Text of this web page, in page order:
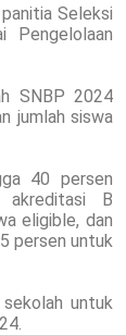
Seleksi
Pengelolaan
SNBP 2024
jumlah siswa
40 persen
akreditasi B
eligible, dan
persen untuk
untuk